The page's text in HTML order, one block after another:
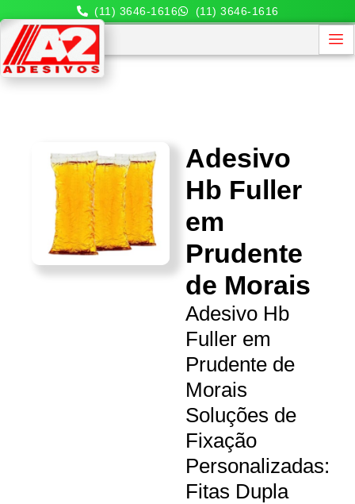
(11) 3646-1616 (11) 3646-1616
Adesivo
Hb Fuller
em
Prudente
de Morais
Adesivo Hb
Fuller em
Prudente de
Morais
Soluções de
Fixação
Personalizadas:
Fitas Dupla